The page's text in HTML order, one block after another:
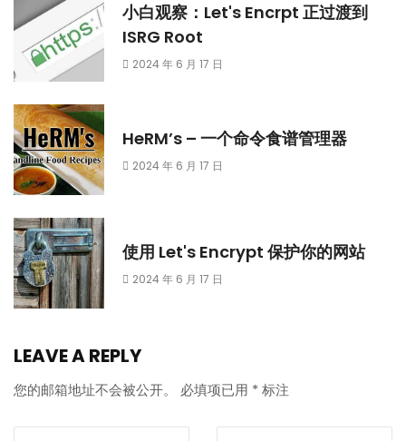
小白观察：Let's Encrpt 正过渡到
ISRG Root
2024 年 6 月 17 日
HeRM’s – 一个命令食谱管理器
2024 年 6 月 17 日
使用 Let's Encrypt 保护你的网站
2024 年 6 月 17 日
LEAVE A REPLY
您的邮箱地址不会被公开。 必填项已用 * 标注